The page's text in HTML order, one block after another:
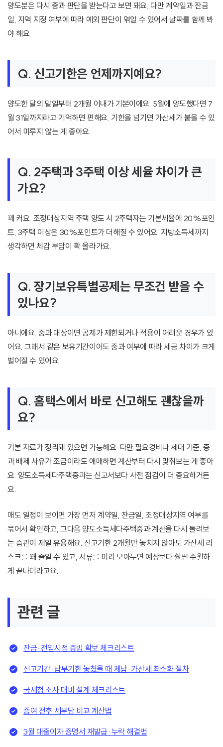
양도분은 다시 중과 판단을 받는다고 보면 돼요. 다만 계약일과 잔금
일, 지역 지정 여부에 따라 예외 판단이 엮일 수 있어서 날짜를 함께 봐
야 해요.
Q. 신고기한은 언제까지예요?
양도한 달의 말일부터 2개월 이내가 기본이에요. 5월에 양도했다면 7
월 31일까지라고 기억하면 편해요. 기한을 넘기면 가산세가 붙을 수 있
어서 미루지 않는 게 좋아요.
Q. 2주택과 3주택 이상 세율 차이가 큰
가요?
꽤 커요. 조정대상지역 주택 양도 시 2주택자는 기본세율에 20%포인
트, 3주택 이상은 30%포인트가 더해질 수 있어요. 지방소득세까지
생각하면 체감 부담이 확 올라가요.
Q. 장기보유특별공제는 무조건 받을 수
있나요?
아니에요. 중과 대상이면 공제가 제한되거나 적용이 어려운 경우가 있
어요. 그래서 같은 보유기간이어도 중과 여부에 따라 세금 차이가 크게
벌어질 수 있어요.
Q. 홈택스에서 바로 신고해도 괜찮을까
요?
기본 자료가 정리돼 있으면 가능해요. 다만 필요경비나 세대 기준, 중
과 배제 사유가 조금이라도 애매하면 계산부터 다시 맞춰보는 게 좋아
요. 양도소득세다주택중과는 신고서보다 사전 점검이 더 중요하거든
요.
매도 일정이 보이면 가장 먼저 계약일, 잔금일, 조정대상지역 여부를
묶어서 확인하고, 그다음 양도소득세다주택중과 계산을 다시 돌려보
는 습관이 제일 유용해요. 신고기한 2개월만 놓치지 않아도 가산세 리
스크를 꽤 줄일 수 있고, 서류를 미리 모아두면 예상보다 훨씬 수월하
게 끝나더라고요.
관련 글
잔금·전입시점 증빙 확보 체크리스트
신고기간·납부기한 놓쳤을 때 체납·가산세 최소화 절차
국세청 조사 대비 설계 체크리스트
증여 전후 세부담 비교 계산법
3월 대출이자 증명서 재발급·누락 해결법